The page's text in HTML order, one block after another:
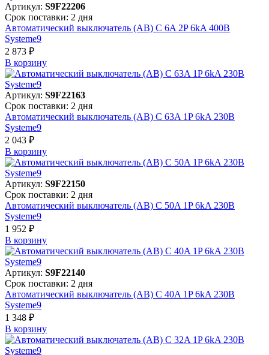
Артикул: S9F22206
Срок поставки: 2 дня
Автоматический выключатель (АВ) C 6A 2P 6kA 400В
Systeme9
2 873 ₽
В корзинy
Артикул: S9F22163
Срок поставки: 2 дня
Автоматический выключатель (АВ) C 63A 1P 6kA 230В
Systeme9
2 043 ₽
В корзинy
Артикул: S9F22150
Срок поставки: 2 дня
Автоматический выключатель (АВ) C 50A 1P 6kA 230В
Systeme9
1 952 ₽
В корзинy
Артикул: S9F22140
Срок поставки: 2 дня
Автоматический выключатель (АВ) C 40A 1P 6kA 230В
Systeme9
1 348 ₽
В корзинy